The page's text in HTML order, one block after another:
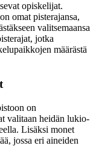
opiskelijat.
omat pisterajansa,
valitsemaansa
jotka
määrästä
on
valitaan heidän lukio-
Lisäksi monet
jossa eri aineiden